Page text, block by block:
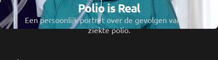
Polio is Real
Een persoonlijk portret over de gevolgen van de
ziekte polio.